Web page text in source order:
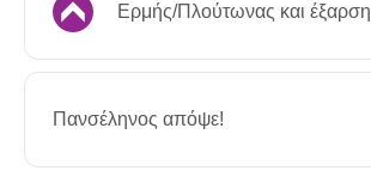
Ερμής/Πλούτωνας και έξαρση
Πανσέληνος απόψε!